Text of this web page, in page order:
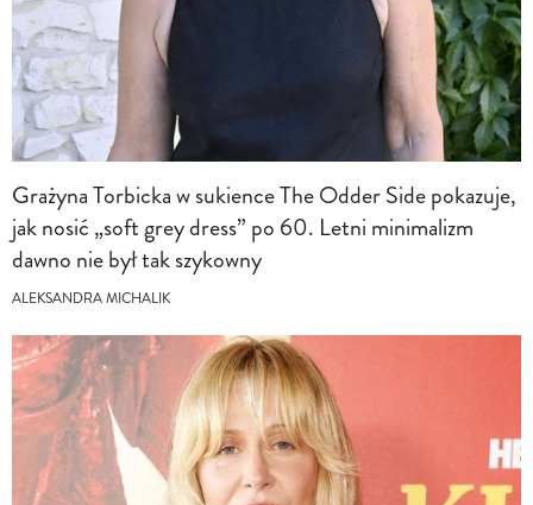
Grażyna Torbicka w sukience The Odder Side pokazuje,
jak nosić „soft grey dress” po 60. Letni minimalizm
dawno nie był tak szykowny
ALEKSANDRA MICHALIK